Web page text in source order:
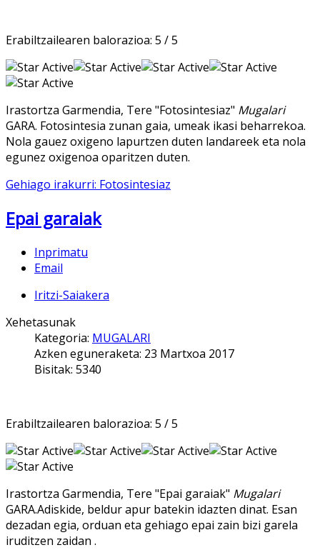
Erabiltzailearen balorazioa: 5 /5
Irastortza Garmendia, Tere "Fotosintesiaz" Mugalari
GARA. Fotosintesia zunan gaia, umeak ikasi beharrekoa.
Nola gauez oxigeno lapurtzen duten landareek eta nola
egunez oxigenoa oparitzen duten.
Gehiago irakurri: Fotosintesiaz
Epai garaiak
Inprimatu
Email
Iritzi-Saiakera
Xehetasunak
Kategoria: MUGALARI
Azken eguneraketa: 23 Martxoa 2017
Bisitak: 5340
Erabiltzailearen balorazioa: 5 /5
Irastortza Garmendia, Tere "Epai garaiak" Mugalari
GARA.Adiskide, beldur apur batekin idazten dinat. Esan
dezadan egia, orduan eta gehiago epai zain bizi garela
iruditzen zaidan .